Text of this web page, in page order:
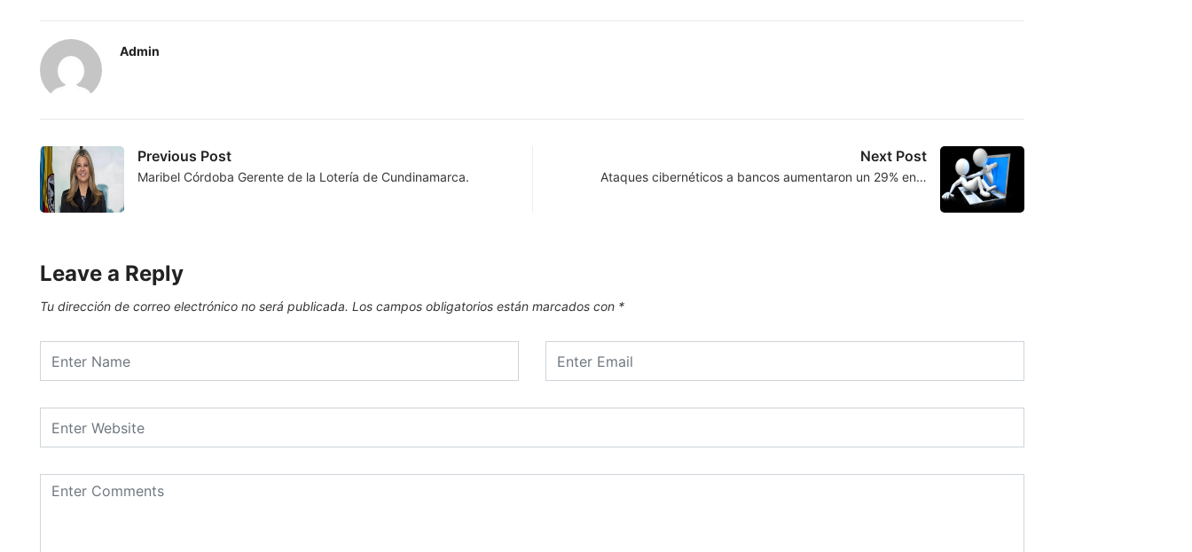
Admin
Previous Post
Maribel Córdoba Gerente de la Lotería de Cundinamarca.
Next Post
Ataques cibernéticos a bancos aumentaron un 29% en…
Leave a Reply
Tu dirección de correo electrónico no será publicada. Los campos obligatorios están marcados con *